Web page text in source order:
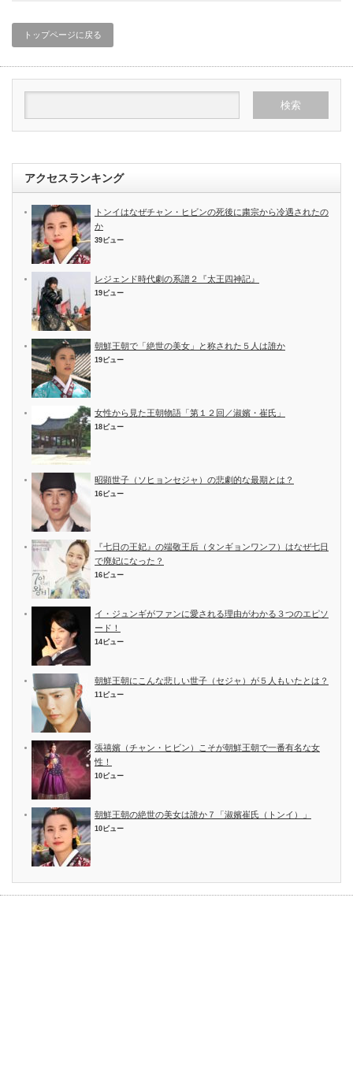
トップページに戻る
アクセスランキング
トンイはなぜチャン・ヒビンの死後に粛宗から冷遇されたの
か
39ビュー
レジェンド時代劇の系譜２『太王四神記』
19ビュー
朝鮮王朝で「絶世の美女」と称された５人は誰か
19ビュー
女性から見た王朝物語「第１２回／淑嬪・崔氏」
18ビュー
昭顕世子（ソヒョンセジャ）の悲劇的な最期とは？
16ビュー
『七日の王妃』の端敬王后（タンギョンワンフ）はなぜ七日
で廃妃になった？
16ビュー
イ・ジュンギがファンに愛される理由がわかる３つのエピソ
ード！
14ビュー
朝鮮王朝にこんな悲しい世子（セジャ）が５人もいたとは？
11ビュー
張禧嬪（チャン・ヒビン）こそが朝鮮王朝で一番有名な女
性！
10ビュー
朝鮮王朝の絶世の美女は誰か７「淑嬪崔氏（トンイ）」
10ビュー